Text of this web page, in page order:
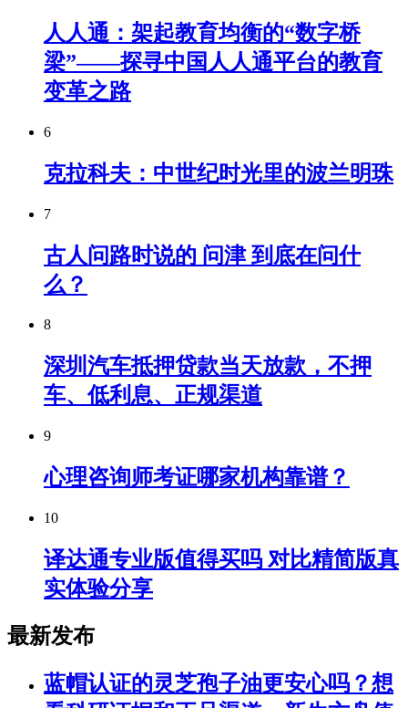
人人通：架起教育均衡的“数字桥
梁”——探寻中国人人通平台的教育
变革之路
6
克拉科夫：中世纪时光里的波兰明珠
7
古人问路时说的 问津 到底在问什
么？
8
深圳汽车抵押贷款当天放款，不押
车、低利息、正规渠道
9
心理咨询师考证哪家机构靠谱？
10
译达通专业版值得买吗 对比精简版真
实体验分享
最新发布
蓝帽认证的灵芝孢子油更安心吗？想